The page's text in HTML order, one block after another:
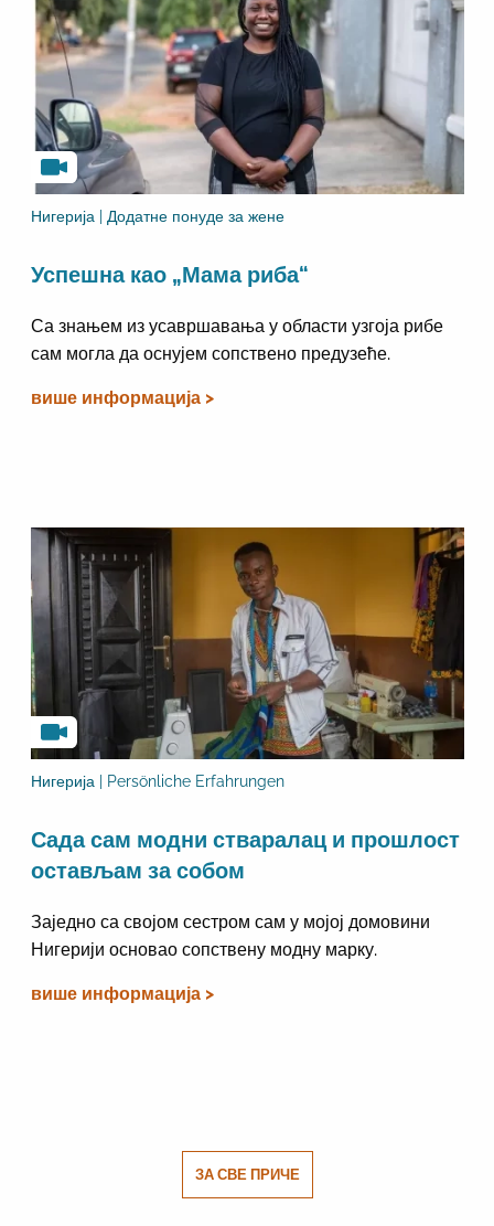
Нигерија | Додатне понуде за жене
Успешна као „Мама риба“
Са знањем из усавршавања у области узгоја рибе
сам могла да оснујем сопствено предузеће.
више информација >
Нигерија | Persönliche Erfahrungen
Сада сам модни стваралац и прошлост
остављам за собом
Заједно са својом сестром сам у мојој домовини
Нигерији основао сопствену модну марку.
више информација >
ЗА СВЕ ПРИЧЕ